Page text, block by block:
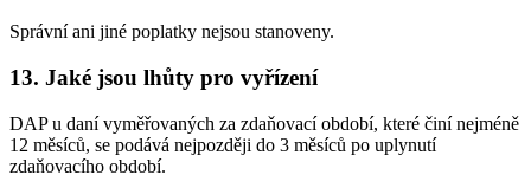
Správní ani jiné poplatky nejsou stanoveny.
13. Jaké jsou lhůty pro vyřízení
DAP u daní vyměřovaných za zdaňovací období, které činí nejméně
12 měsíců, se podává nejpozději do 3 měsíců po uplynutí
zdaňovacího období.